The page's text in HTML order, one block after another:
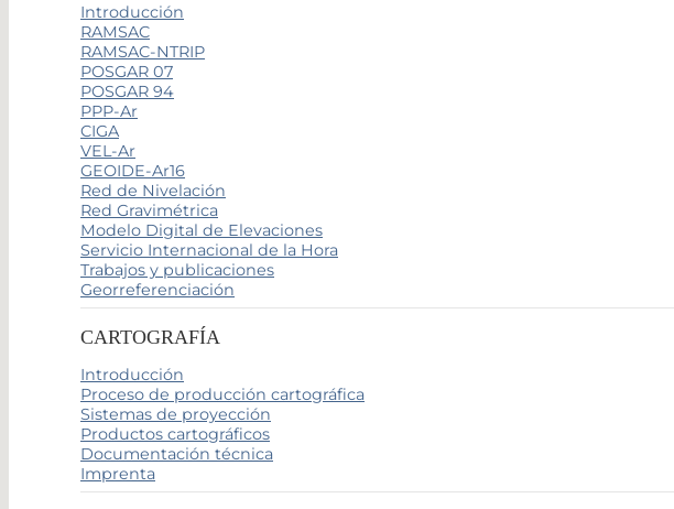
Introducción
RAMSAC
RAMSAC-NTRIP
POSGAR 07
POSGAR 94
PPP-Ar
CIGA
VEL-Ar
GEOIDE-Ar16
Red de Nivelación
Red Gravimétrica
Modelo Digital de Elevaciones
Servicio Internacional de la Hora
Trabajos y publicaciones
Georreferenciación
CARTOGRAFÍA
Introducción
Proceso de producción cartográfica
Sistemas de proyección
Productos cartográficos
Documentación técnica
Imprenta